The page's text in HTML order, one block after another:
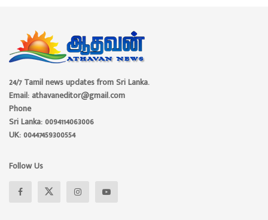
24/7 Tamil news updates from Sri Lanka.
Email: athavaneditor@gmail.com
Phone
Sri Lanka: 0094114063006
UK: 00447459300554
Follow Us